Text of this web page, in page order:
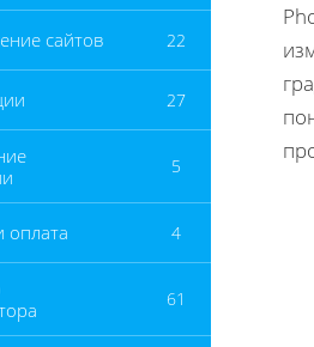
сайтов 22
27
5
оплата 4
61